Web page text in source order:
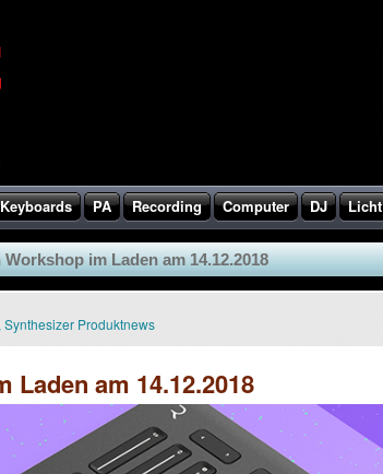
Keyboards PA Recording Computer DJ Licht
im Laden am 14.12.2018
Synthesizer Produktnews
Laden am 14.12.2018